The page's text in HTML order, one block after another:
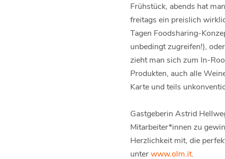
Frühstück, abends hat
freitags ein preislich
Tagen Foodsharing-
unbedingt zugreifen!),
zieht man sich zum In-
Produkten, auch alle
Karte und teils
Gastgeberin Astrid
Mitarbeiter*innen zu
Herzlichkeit mit, die
unterwww.olm.it.